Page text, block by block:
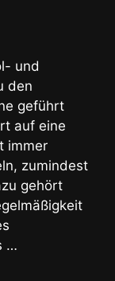
und
den
geführt
auf eine
immer
zumindest
gehört
…